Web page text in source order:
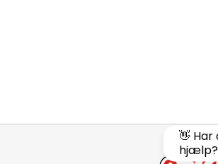
👋
hjælp?